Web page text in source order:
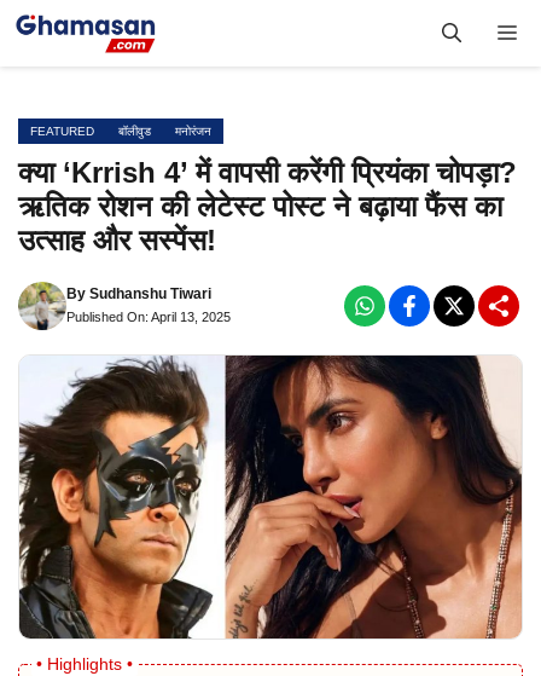
Skip
FEATURED बॉलीवुड मनोरंजन
क्या ‘Krrish 4’ में वापसी करेंगी प्रियंका चोपड़ा?
ऋतिक रोशन की लेटेस्ट पोस्ट ने बढ़ाया फैंस का
उत्साह और सस्पेंस!
By Sudhanshu Tiwari
Published On: April 13, 2025